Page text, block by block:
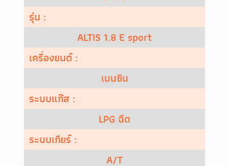
รุ่น :
ALTIS 1.8 E sport
เครื่องยนต์ :
เบนซิน
ระบบแก๊ส :
LPG ฉีด
ระบบเกียร์ :
A/T